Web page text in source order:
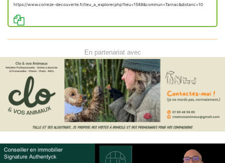
https://www.correze-decouverte.fr/lieu_a_explorer.php?lieu=1588&commun=Tarnac&distanc=10
En partenariat avec